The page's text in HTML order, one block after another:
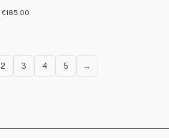
€185.00
2 3 4 5 →